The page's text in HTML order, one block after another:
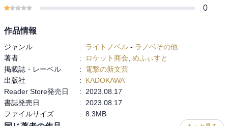
0
作品情報
ジャンル : ライトノベル - ラノベその他
著者
: ロケット商会 めふぃすと
掲載誌・レーベル
:
電撃の新文芸
出版社
:
KADOKAWA
Reader Store発売日
:
2023.08.17
書誌発売日
:
2023.08.17
ファイルサイズ
: 8.3MB